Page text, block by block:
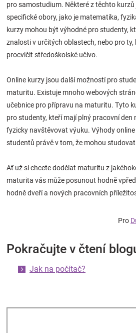
pro samostudium. Některé z těchto kurzů
specifické obory, jako je matematika,
kurzy mohou být výhodné pro studenty,
znalosti v určitých oblastech, nebo pro
procvičit středoškolské učivo.
Online kurzy jsou další možností pro
maturitu. Existuje mnoho webových
učebnice pro přípravu na maturitu. Tyto
pro studenty, kteří mají plný pracovní den
fyzicky navštěvovat výuku. Výhody
studentů právě v tom, že mohou
Ať už si chcete dodělat maturitu z
maturita vás může posunout hodně
hodně dveří a nových pracovních
Pro
Pokračujte v čtení
Jak na počítač?